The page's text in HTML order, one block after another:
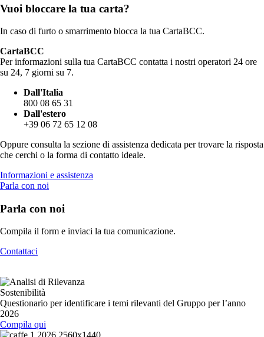
Vuoi bloccare la tua carta?
In caso di furto o smarrimento blocca la tua CartaBCC.
CartaBCC
Per informazioni sulla tua CartaBCC contatta i nostri operatori 24 ore
su 24, 7 giorni su 7.
Dall'Italia
800 08 65 31
Dall'estero
+39 06 72 65 12 08
Oppure consulta la sezione di assistenza dedicata per trovare la risposta
che cerchi o la forma di contatto ideale.
Informazioni e assistenza
Parla con noi
Parla con noi
Compila il form e inviaci la tua comunicazione.
Contattaci
Sostenibilità
Questionario per identificare i temi rilevanti del Gruppo per l’anno
2026
Compila qui